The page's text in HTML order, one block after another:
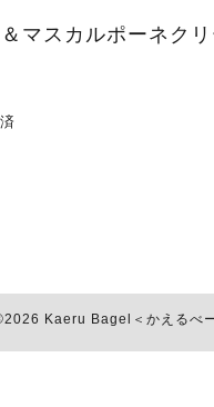
マスカルポーネク
Kaeru Bagel＜かえるべ